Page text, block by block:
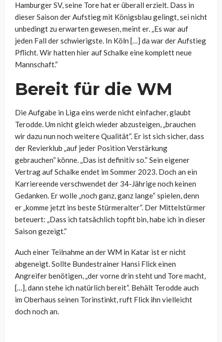
Hamburger SV, seine Tore hat er überall erzielt. Dass in
dieser Saison der Aufstieg mit Königsblau gelingt, sei nicht
unbedingt zu erwarten gewesen, meint er. „Es war auf
jeden Fall der schwierigste. In Köln […] da war der Aufstieg
Pflicht. Wir hatten hier auf Schalke eine komplett neue
Mannschaft.“
Bereit für die WM
Die Aufgabe in Liga eins werde nicht einfacher, glaubt
Terodde. Um nicht gleich wieder abzusteigen, „brauchen
wir dazu nun noch weitere Qualität“. Er ist sich sicher, dass
der Revierklub „auf jeder Position Verstärkung
gebrauchen“ könne. „Das ist definitiv so.“ Sein eigener
Vertrag auf Schalke endet im Sommer 2023. Doch an ein
Karriereende verschwendet der 34-Jährige noch keinen
Gedanken. Er wolle „noch ganz, ganz lange“ spielen, denn
er „komme jetzt ins beste Stürmeralter“. Der Mittelstürmer
beteuert: „Dass ich tatsächlich topfit bin, habe ich in dieser
Saison gezeigt.“
Auch einer Teilnahme an der WM in Katar ist er nicht
abgeneigt. Sollte Bundestrainer Hansi Flick einen
Angreifer benötigen, „der vorne drin steht und Tore macht,
[…], dann stehe ich natürlich bereit“. Behält Terodde auch
im Oberhaus seinen Torinstinkt, ruft Flick ihn vielleicht
doch noch an.